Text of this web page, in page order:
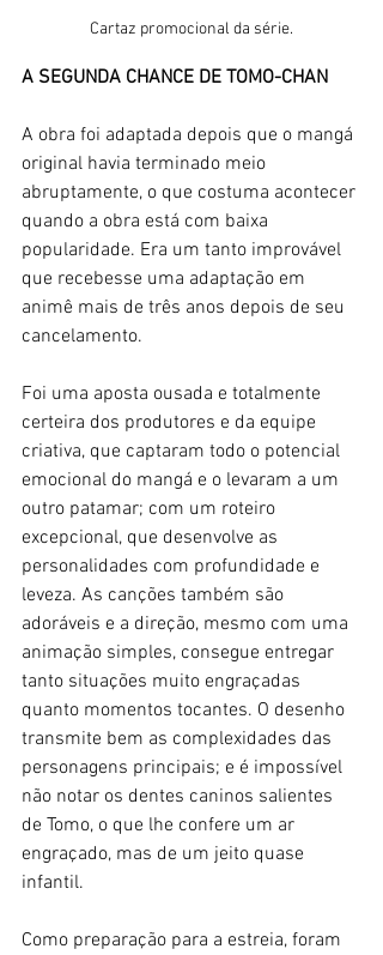
Cartaz promocional da série.
A SEGUNDA CHANCE DE TOMO-CHAN
A obra foi adaptada depois que o mangá
original havia terminado meio
abruptamente, o que costuma acontecer
quando a obra está com baixa
popularidade. Era um tanto improvável
que recebesse uma adaptação em
animê mais de três anos depois de seu
cancelamento.
Foi uma aposta ousada e totalmente
certeira dos produtores e da equipe
criativa, que captaram todo o potencial
emocional do mangá e o levaram a um
outro patamar; com um roteiro
excepcional, que desenvolve as
personalidades com profundidade e
leveza. As canções também são
adoráveis e a direção, mesmo com uma
animação simples, consegue entregar
tanto situações muito engraçadas
quanto momentos tocantes. O desenho
transmite bem as complexidades das
personagens principais; e é impossível
não notar os dentes caninos salientes
de Tomo, o que lhe confere um ar
engraçado, mas de um jeito quase
infantil.
Como preparação para a estreia, foram